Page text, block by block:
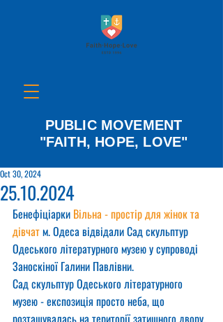
PUBLIC MOVEMENT
"FAITH, HOPE, LOVE"
25.10.2024
Oct 30, 2024
Бенефіціарки Вільна - простір для жінок та
дівчат м. Одеса відвідали Сад скульптур
Одеського літературного музею у супроводі
Заноскіної Галини Павлівни.
Сад скульптур Одеського літературного
музею - експозиція просто неба, що
розташувалась на території затишного двору,